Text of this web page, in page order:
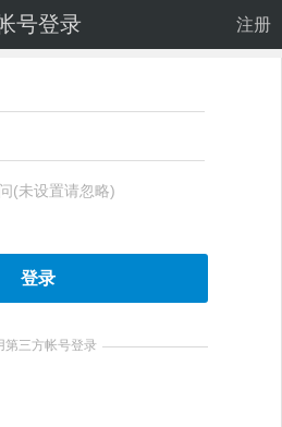
号登录 注册
(未设置请忽略)
登录
第三方帐号登录